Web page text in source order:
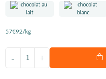
57€92/kg
+
-